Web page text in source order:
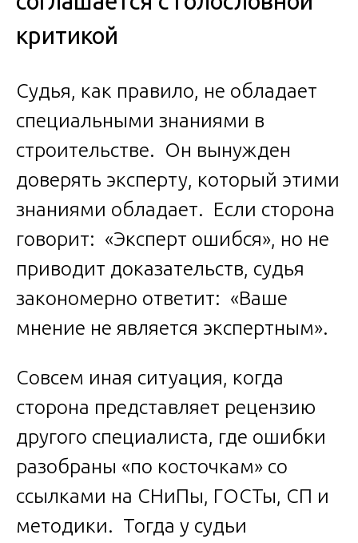
критикой
Судья, как правило, не обладает
специальными знаниями в
строительстве. Он вынужден
доверять эксперту, который этими
знаниями обладает. Если сторона
говорит: «Эксперт ошибся», но не
приводит доказательств, судья
закономерно ответит: «Ваше
мнение не является экспертным».
Совсем иная ситуация, когда
сторона представляет рецензию
другого специалиста, где ошибки
разобраны «по косточкам» со
ссылками на СНиПы, ГОСТы, СП и
методики. Тогда у судьи